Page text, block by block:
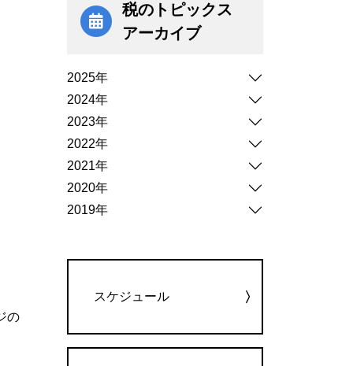
の
税のトピックス
アーカイブ
2025年
2024年
2023年
2022年
2021年
2020年
2019年
スケジュール